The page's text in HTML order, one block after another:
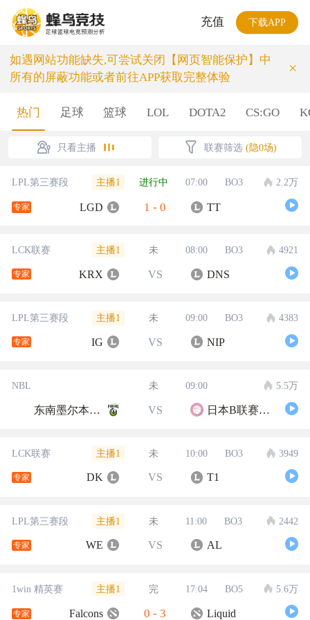
充值 下载APP
如遇网站功能缺失,可尝试关闭【网页智能保护】中
所有的屏蔽功能或者前往APP获取完整体验
×
热门 足球 篮球 LOL DOTA2 CS:GO
只看主播 联赛筛选 (隐0场)
LPL第三赛段 主播1 进行中 07:00 BO3 2.2万
专家 LGD 1 - 0 TT
LCK联赛 主播1 未 08:00 BO3 4921
专家 KRX VS DNS
LPL第三赛段 主播1 未 09:00 BO3 4383
专家 IG VS NIP
NBL 未 09:00 5.5万
东南墨尔本凤凰 VS 日本B联赛联队
LCK联赛 主播1 未 10:00 BO3 3949
专家 DK VS T1
LPL第三赛段 主播1 未 11:00 BO3 2442
专家 WE VS AL
1win 精英赛 主播1 完 17:04 BO5 5.6万
专家 Falcons 0 - 3 Liquid